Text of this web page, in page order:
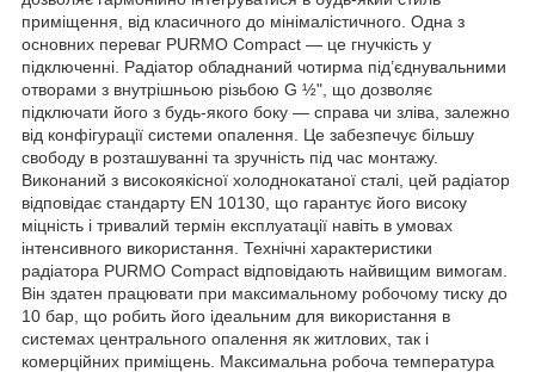
приміщення, від класичного до мінімалістичного. Одна з
основних переваг PURMO Compact — це гнучкість у
підключенні. Радіатор обладнаний чотирма під’єднувальними
отворами з внутрішньою різьбою G ½", що дозволяє
підключати його з будь-якого боку — справа чи зліва, залежно
від конфігурації системи опалення. Це забезпечує більшу
свободу в розташуванні та зручність під час монтажу.
Виконаний з високоякісної холоднокатаної сталі, цей радіатор
відповідає стандарту EN 10130, що гарантує його високу
міцність і тривалий термін експлуатації навіть в умовах
інтенсивного використання. Технічні характеристики
радіатора PURMO Compact відповідають найвищим вимогам.
Він здатен працювати при максимальному робочому тиску до
10 бар, що робить його ідеальним для використання в
системах центрального опалення як житлових, так і
комерційних приміщень. Максимальна робоча температура